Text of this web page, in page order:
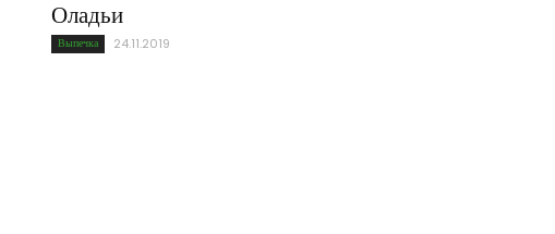
Оладьи
Выпечка 24.11.2019